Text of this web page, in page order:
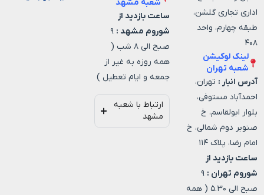
اداری تجاری گلشن،
طبقه چهارم، واحد
۴۰۸
لینک لوکیشن
شعبه تهران
آدرس انبار : تهران،
احمدآباد مستوفی،
بلوار ابولقاسم، خ
صنوبر دوم شمالی، خ
امام رضا، پلاک ۱۱۴
ساعت بازدید از
شوروم تهران : ۹
صبح الی ۵.۳۰ ( همه
شعبه مشهد
ساعت بازدید از
شوروم مشهد : ۹
صبح الی ۸ شب (
همه روزه به غیر از
جمعه و ایام تعطیل )
ارتباط با شعبه
مشهد